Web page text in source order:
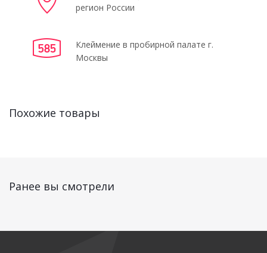
регион России
Клеймение в пробирной палате г.
Москвы
Похожие товары
Ранее вы смотрели